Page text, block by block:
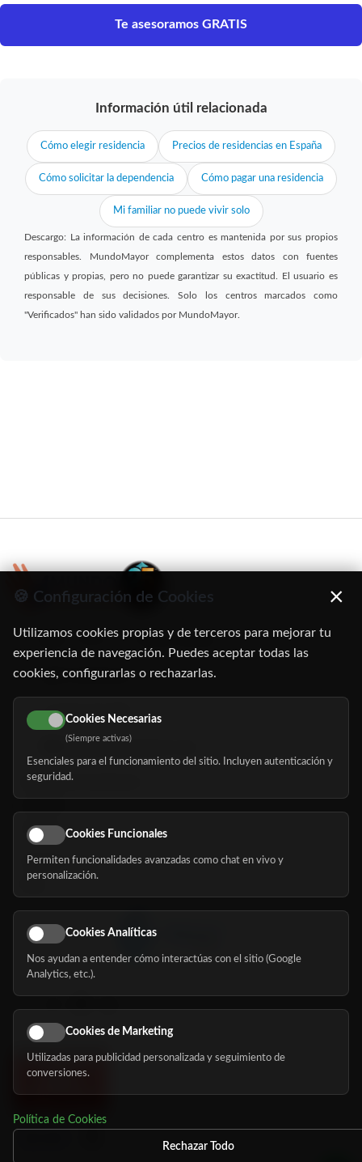
Te asesoramos GRATIS
Información útil relacionada
Cómo elegir residencia Precios de residencias en España
Cómo solicitar la dependencia Cómo pagar una residencia
Mi familiar no puede vivir solo
Descargo: La información de cada centro es mantenida por sus propios
responsables. MundoMayor complementa estos datos con fuentes
públicas y propias, pero no puede garantizar su exactitud. El usuario es
responsable de sus decisiones. Solo los centros marcados como
"Verificados" han sido validados por MundoMayor.
C/ Oruro, 11. 28016 Madrid
91 345 06 26
616 113 103
hola@mundomayor.com
Buscador de residencias
Eventos
Nosotros
Síguenos
🍪 Configuración de Cookies ×
Utilizamos cookies propias y de terceros para mejorar tu
experiencia de navegación. Puedes aceptar todas las
cookies, configurarlas o rechazarlas.
Cookies Necesarias
(Siempre activas)
Esenciales para el funcionamiento del sitio. Incluyen autenticación y
seguridad.
Cookies Funcionales
Permiten funcionalidades avanzadas como chat en vivo y
personalización.
Cookies Analíticas
Nos ayudan a entender cómo interactúas con el sitio (Google
Analytics, etc.).
Cookies de Marketing
Utilizadas para publicidad personalizada y seguimiento de
conversiones.
Política de Cookies
Rechazar Todo